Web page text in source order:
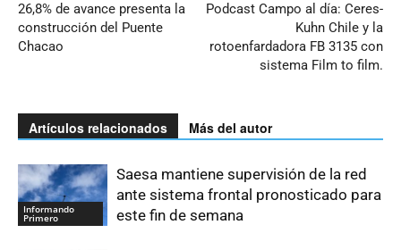
26,8% de avance presenta la
construcción del Puente
Chacao
Podcast Campo al día: Ceres-
Kuhn Chile y la
rotoenfardadora FB 3135 con
sistema Film to film.
Artículos relacionados Más del autor
Informando
Primero
Saesa mantiene supervisión de la red
ante sistema frontal pronosticado para
este fin de semana